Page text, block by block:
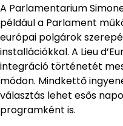
A Parlamentarium
például a Parlament
európai polgárok
installációkkal. A Lieu
integráció történetét
módon. Mindkettő
választás lehet esős
programként is.